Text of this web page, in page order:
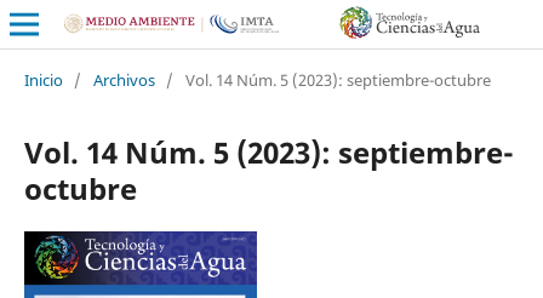
Inicio / Archivos / Vol. 14 Núm. 5 (2023): septiembre-octubre
Vol. 14 Núm. 5 (2023): septiembre-
octubre